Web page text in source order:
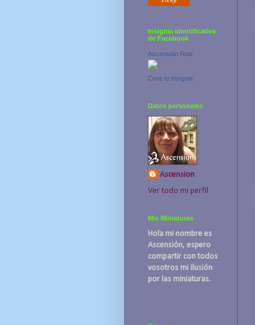
Insignia identificativa
de Facebook
Ascensión Ruiz
Crea tu insignia
Datos personales
Ascension
Ver todo mi perfil
Mis Miniaturas
Hola mi nombre es
Ascensión, espero
compartir con todos
vosotros mi ilusión
por las miniaturas.